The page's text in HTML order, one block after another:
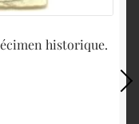
historique.